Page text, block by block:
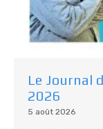
Le Journal
2026
5 août 2026